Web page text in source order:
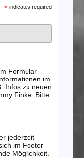
* indicates required
Formular
im
Infos zu neuen
Finke. Bitte
jederzeit
im Footer
Möglichkeit.